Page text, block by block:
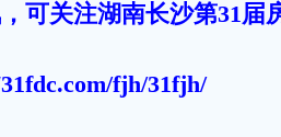
可关注湖南长沙第31届
fjh/31fjh/